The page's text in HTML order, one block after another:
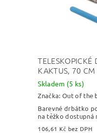
TELESKOPICKÉ
KAKTUS, 70 CM
Skladem (5 ks)
Značka: Out of the
Barevné drbátko
na těžko dostupná
106,61 Kč bez DPH